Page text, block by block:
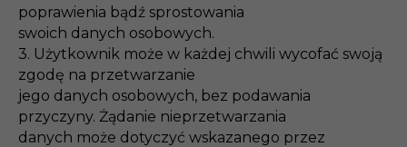
poprawienia bądź sprostowania
swoich danych osobowych.
3. Użytkownik może w każdej chwili wycofać swoją
zgodę na przetwarzanie
jego danych osobowych, bez podawania
przyczyny. Żądanie nieprzetwarzania
danych może dotyczyć wskazanego przez